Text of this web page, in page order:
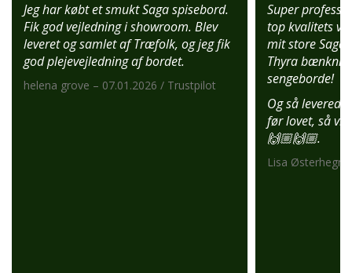
Jeg har købt et smukt Saga spisebord.
Fik god vejledning i showroom. Blev
leveret og samlet af Træfolk, og jeg fik
god plejevejledning af bordet.
helena grove – 07.01.2026 / Trustpilot
Super
top kvalitets
mit store Saga
Thyra
sengeborde!
Og så
før lovet, så vi
🙌🏼🙌🏼.
Lisa Østerhegn